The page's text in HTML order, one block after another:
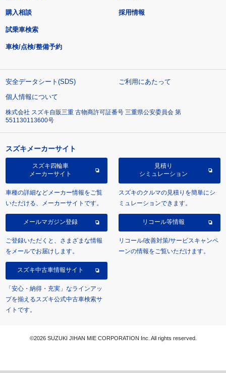
購入相談
試乗車検索
車検/点検/整備予約
採用情報
安全データシート(SDS)
ご利用にあたって
個人情報について
株式会社 スズキ自販三重 古物商許可証番号 三重県公安委員会 第
551130113600号
スズキメーカーサイト
スズキ四輪車
メーカーサイト
車種の詳細などメーカー情報をご覧
いただける、メーカーサイトです。
見積り
シミュレーション
スズキのクルマの見積りを簡単にシ
ミュレーションできます。
メールマガジン登録
ご登録いただくと、さまざまな情報
をメールでお届けします。
リコール等情報
リコール/改善対策/サービスキャンペ
ーンの情報をご覧いただけます。
スズキ中古車情報サイト
「安心・納得・充実」なラインアッ
プを揃えるスズキ公式中古車検索サ
イトです。
©2026 SUZUKI JIHAN MIE CORPORATION Inc. All rights reserved.